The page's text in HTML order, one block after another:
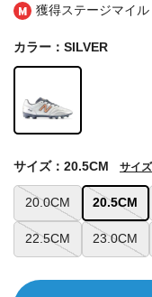
獲得ステージマイ
カラー：SILVER
20.0CM 20.5CM
22.5CM 23.0CM
サイズ：20.5CM サイ